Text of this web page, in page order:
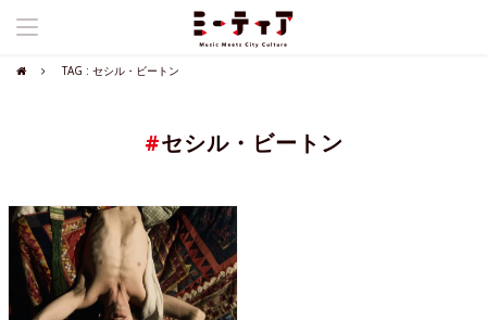
TAG : セシル・ビートン
#セシル・ビートン